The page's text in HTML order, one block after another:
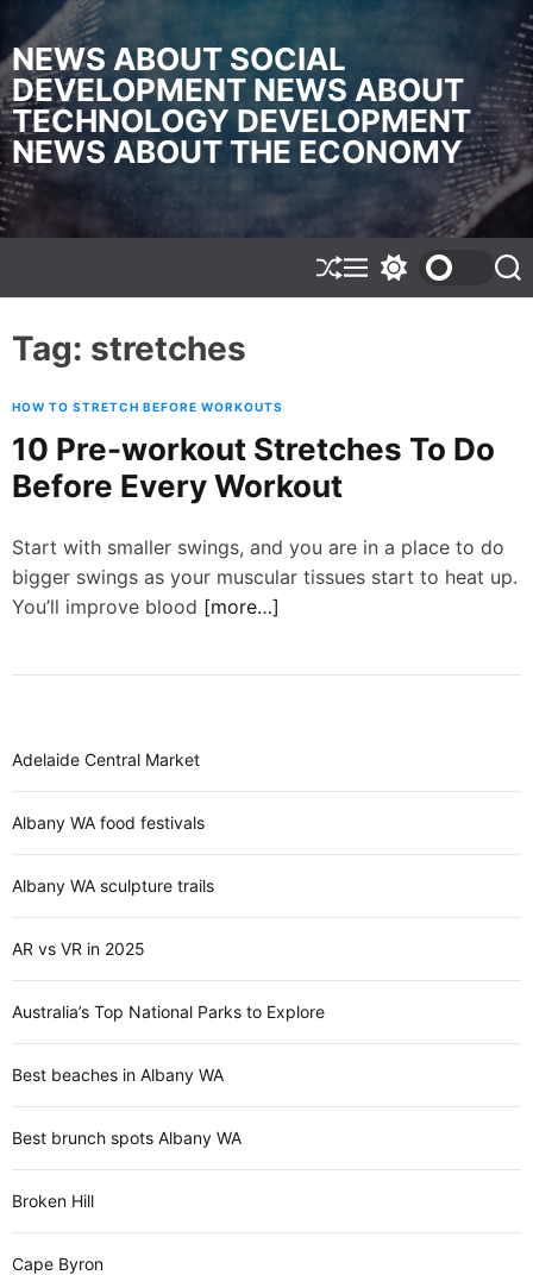
i
p
t
o
c
o
n
n
NEWS ABOUT SOCIAL
DEVELOPMENT NEWS ABOUT
TECHNOLOGY DEVELOPMENT
NEWS ABOUT THE ECONOMY
S
h
M
e
w
o
d
e
S
e
Tag: stretches
HOW TO STRETCH BEFORE WORKOUTS
10 Pre-workout Stretches To Do
Before Every Workout
Start with smaller swings, and you are in a place to do
bigger swings as your muscular tissues start to heat up.
You’ll improve blood [more…]
Adelaide Central Market
Albany WA food festivals
Albany WA sculpture trails
AR vs VR in 2025
Australia’s Top National Parks to Explore
Best beaches in Albany WA
Best brunch spots Albany WA
Broken Hill
Cape Byron